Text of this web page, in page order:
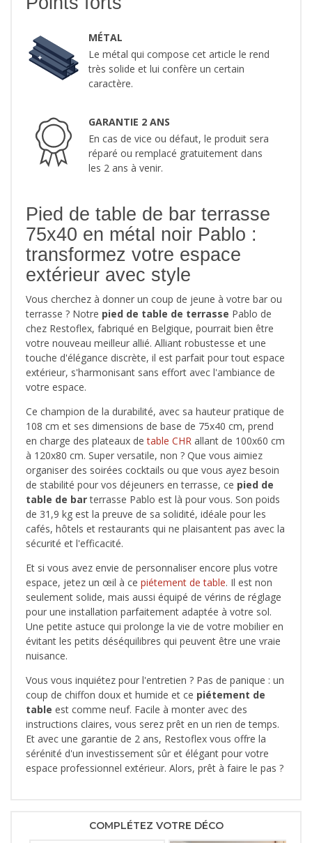
MÉTAL
Le métal qui compose cet article le rend
très solide et lui confère un certain
caractère.
GARANTIE 2 ANS
En cas de vice ou défaut, le produit sera
réparé ou remplacé gratuitement dans
les 2 ans à venir.
Pied de table de bar terrasse
75x40 en métal noir Pablo :
transformez votre espace
extérieur avec style
Vous cherchez à donner un coup de jeune à votre bar ou
terrasse ? Notre pied de table de terrasse Pablo de
chez Restoflex, fabriqué en Belgique, pourrait bien être
votre nouveau meilleur allié. Alliant robustesse et une
touche d'élégance discrète, il est parfait pour tout espace
extérieur, s'harmonisant sans effort avec l'ambiance de
votre espace.
Ce champion de la durabilité, avec sa hauteur pratique de
108 cm et ses dimensions de base de 75x40 cm, prend
en charge des plateaux detable CHR allant de 100x60 cm
à 120x80 cm. Super versatile, non ? Que vous aimiez
organiser des soirées cocktails ou que vous ayez besoin
de stabilité pour vos déjeuners en terrasse, ce pied de
table de barterrasse Pablo est là pour vous. Son poids
de 31,9 kg est la preuve de sa solidité, idéale pour les
cafés, hôtels et restaurants qui ne plaisantent pas avec la
sécurité et l'efficacité.
Et si vous avez envie de personnaliser encore plus votre
espace, jetez un œil à ce piétement de table. Il est non
seulement solide, mais aussi équipé de vérins de réglage
pour une installation parfaitement adaptée à votre sol.
Une petite astuce qui prolonge la vie de votre mobilier en
évitant les petits déséquilibres qui peuvent être une vraie
nuisance.
Vous vous inquiétez pour l'entretien ? Pas de panique : un
coup de chiffon doux et humide et ce piétement de
table est comme neuf. Facile à monter avec des
instructions claires, vous serez prêt en un rien de temps.
Et avec une garantie de 2 ans, Restoflex vous offre la
sérénité d'un investissement sûr et élégant pour votre
espace professionnel extérieur. Alors, prêt à faire le pas ?
COMPLÉTEZ VOTRE DÉCO